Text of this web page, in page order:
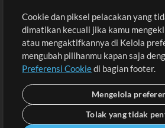
Lain-lain
Sesi
Kirimkan musik kamu
Playlist
MT Conference
Cookie dan piksel pelacakan yang
dimatikan kecuali jika kamu
atau mengaktifkannya di Kelola
mengubah pilihanmu kapan saja
Preferensi Cookiedi bagian footer.
Mengelola
Tolak yang tidak